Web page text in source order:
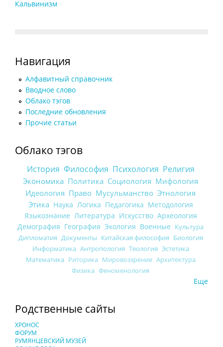
Кальвинизм
Навигация
Алфавитный справочник
Вводное слово
Облако тэгов
Последние обновления
Прочие статьи
Облако тэгов
История Философия Психология Религия
Экономика Политика Социология Мифология
Идеология Право Мусульманство Этнология
Этика Наука Логика Педагогика Методология
Языкознание Литература Искусство Археология
Демография География Экология Военные Культура
Дипломатия Документы Китайская философия Биология
Информатика Антропология Теология Эстетика
Математика Риторика Мировоззрение Архитектура
Физика Феноменология
Еще
Родственные сайты
ХРОНОС
ФОРУМ
РУМЯНЦЕВСКИЙ МУЗЕЙ